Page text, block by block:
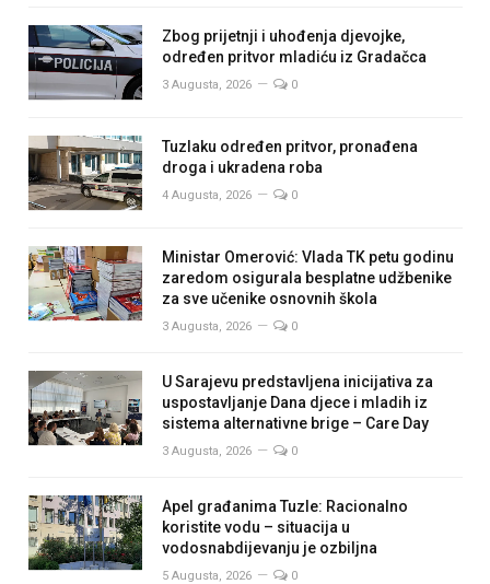
Zbog prijetnji i uhođenja djevojke,
određen pritvor mladiću iz Gradačca
3 Augusta, 2026 0
Tuzlaku određen pritvor, pronađena
droga i ukradena roba
4 Augusta, 2026 0
Ministar Omerović: Vlada TK petu godinu
zaredom osigurala besplatne udžbenike
za sve učenike osnovnih škola
3 Augusta, 2026 0
U Sarajevu predstavljena inicijativa za
uspostavljanje Dana djece i mladih iz
sistema alternativne brige – Care Day
3 Augusta, 2026 0
Apel građanima Tuzle: Racionalno
koristite vodu – situacija u
vodosnabdijevanju je ozbiljna
5 Augusta, 2026 0